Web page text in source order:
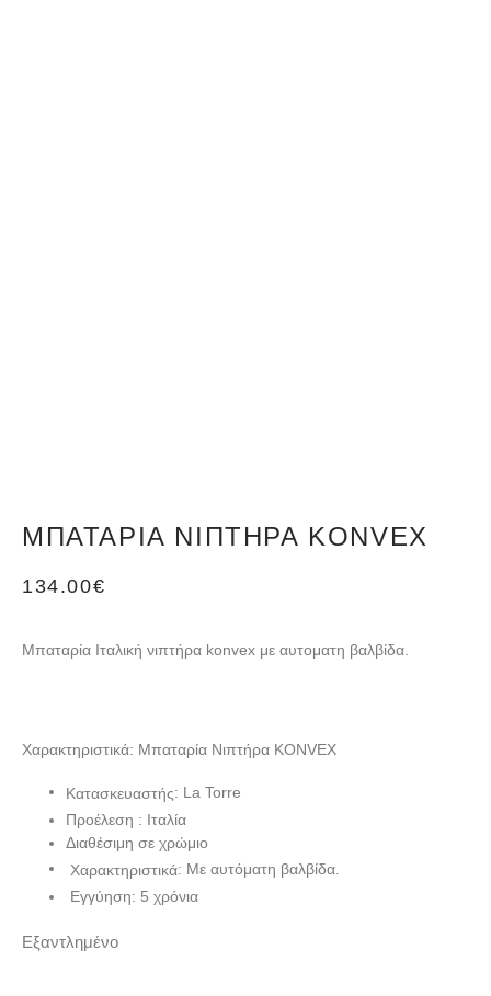
ΜΠΑΤΑΡΊΑ ΝΙΠΤΉΡΑ KONVEX
134.00€
Μπαταρία Ιταλική νιπτήρα konvex με αυτοματη βαλβίδα.
Χαρακτηριστικά: Μπαταρία Νιπτήρα KONVEX
Κατασκευαστής: La Torre
Προέλεση : Ιταλία
Διαθέσιμη σε χρώμιο
Χαρακτηριστικά: Με αυτόματη βαλβίδα.
Εγγύηση: 5 χρόνια
Εξαντλημένο